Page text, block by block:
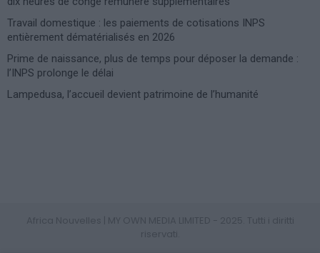
Travail domestique : les paiements de cotisations INPS
entièrement dématérialisés en 2026
Prime de naissance, plus de temps pour déposer la demande :
l’INPS prolonge le délai
Lampedusa, l’accueil devient patrimoine de l’humanité